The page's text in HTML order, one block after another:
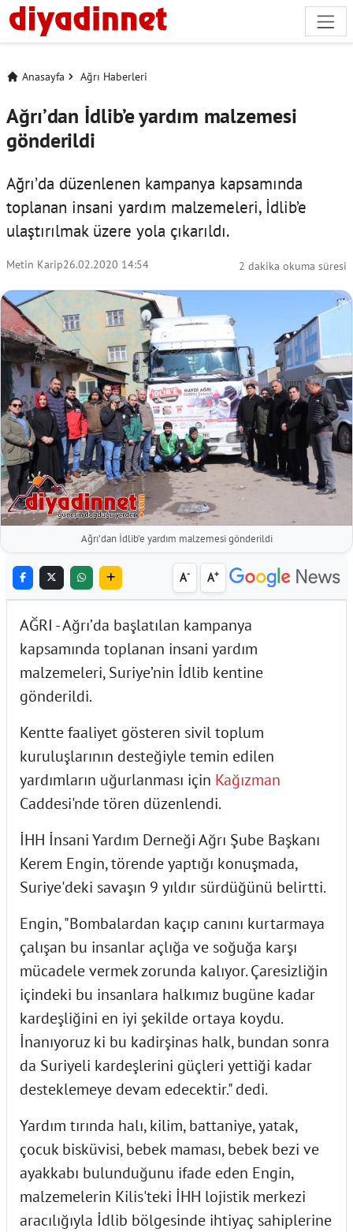
Anasayfa Ağrı Haberleri
Ağrı’dan İdlib’e yardım malzemesi
gönderildi
Ağrı’da düzenlenen kampanya kapsamında
toplanan insani yardım malzemeleri, İdlib’e
ulaştırılmak üzere yola çıkarıldı.
Metin Karip26.02.2020 14:54 2 dakika okuma süresi
Ağrı’dan İdlib’e yardım malzemesi gönderildi
A- A+
AĞRI - Ağrı’da başlatılan kampanya
kapsamında toplanan insani yardım
malzemeleri, Suriye’nin İdlib kentine
gönderildi.
Kentte faaliyet gösteren sivil toplum
kuruluşlarının desteğiyle temin edilen
yardımların uğurlanması için Kağızman
Caddesi'nde tören düzenlendi.
İHH İnsani Yardım Derneği Ağrı Şube Başkanı
Kerem Engin, törende yaptığı konuşmada,
Suriye'deki savaşın 9 yıldır sürdüğünü belirtti.
Engin, "Bombalardan kaçıp canını kurtarmaya
çalışan bu insanlar açlığa ve soğuğa karşı
mücadele vermek zorunda kalıyor. Çaresizliğin
içindeki bu insanlara halkımız bugüne kadar
kardeşliğini en iyi şekilde ortaya koydu.
İnanıyoruz ki bu kadirşinas halk, bundan sonra
da Suriyeli kardeşlerini güçleri yettiği kadar
desteklemeye devam edecektir." dedi.
Yardım tırında halı, kilim, battaniye, yatak,
çocuk bisküvisi, bebek maması, bebek bezi ve
ayakkabı bulunduğunu ifade eden Engin,
malzemelerin Kilis'teki İHH lojistik merkezi
aracılığıyla İdlib bölgesinde ihtiyaç sahiplerine